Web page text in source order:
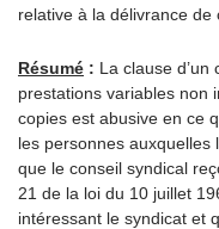
relative à la délivrance de
Résumé : La clause
prestations variables non
copies est abusive en ce
les personnes
que le conseil syndical
21 de la loi du 10 juillet
intéressant le syndicat et